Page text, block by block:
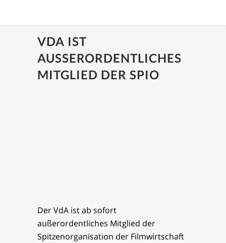
VDA IST
AUSSERORDENTLICHES M
ITGLIED DER SPIO
Der VdA ist ab sofort
außerordentliches Mitglied der
Spitzenorganisation der Filmwirtschaft